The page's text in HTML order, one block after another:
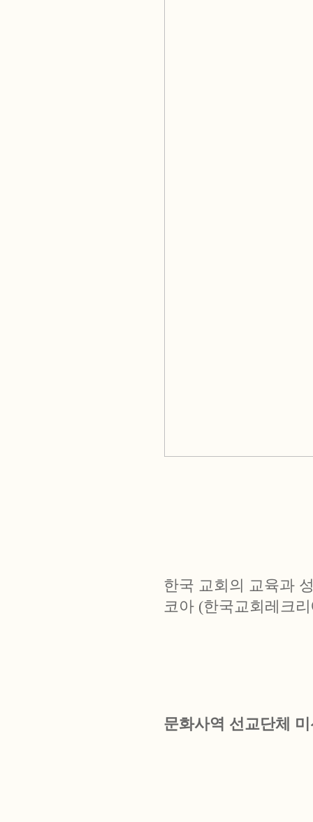
한국 교회의 교육과
코아 (한국교회레크
문화사역 선교단체